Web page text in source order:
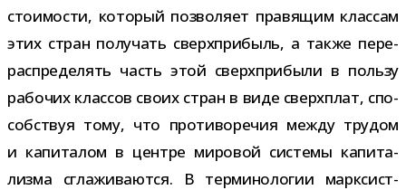
сто­и­мо­сти, кото­рый поз­во­ляет пра­вя­щим клас­сам
этих стран полу­чать сверх­при­быль, а также пере­
рас­пре­де­лять часть этой сверх­при­были в пользу
рабо­чих клас­сов своих стран в виде сверх­плат, спо­
соб­ствуя тому, что про­ти­во­ре­чия между тру­дом
и капи­та­лом в цен­тре миро­вой системы капи­та­
лизма сгла­жи­ва­ются. В тер­ми­но­ло­гии марк­сист­